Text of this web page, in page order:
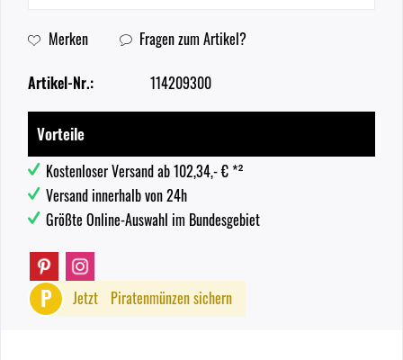
Merken Fragen zum Artikel?
Artikel-Nr.: 114209300
Vorteile
Kostenloser Versand ab 102,34,- € *²
Versand innerhalb von 24h
Größte Online-Auswahl im Bundesgebiet
P Jetzt Piratenmünzen sichern